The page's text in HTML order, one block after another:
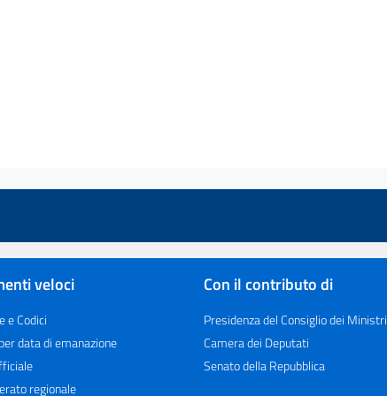
veloci
e Codici
data di emanazione
regionale
Con il contributo di
Presidenza del Consiglio dei Ministri
Camera dei Deputati
Senato della Repubblica